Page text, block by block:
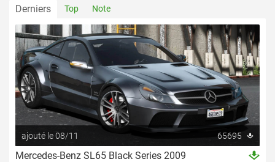
Derniers Top Note
ajouté le 08/11 65695
Mercedes-Benz SL65 Black Series 2009